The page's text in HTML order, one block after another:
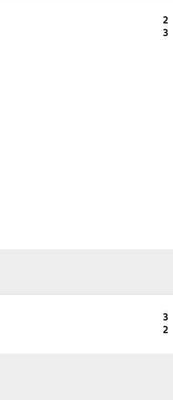
2
3
3
2